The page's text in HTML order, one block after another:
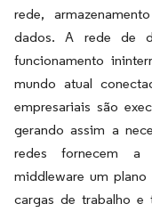
rede,
dados. A rede de
funcionamento
mundo atual
empresariais são
gerando assim a
redes fornecem a
middleware um
cargas de trabalho e